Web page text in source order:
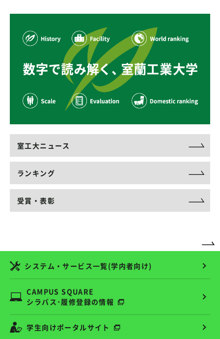
育力」を測定し、今回は257大学がランキング対象となり
す。https://japanuniversityrankings.jp/rankings/
室工大ニュース
ランキング
受賞・表彰
システム・サービス一覧(学内者向け)
CAMPUS SQUARE
シラバス･履修登録の情報
学生向けポータルサイト